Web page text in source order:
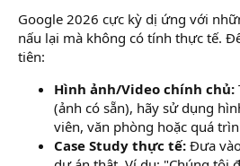
Google 2026 cực kỳ dị ứng với
nấu lại mà không có tính thực tế.
tiên:
Hình ảnh/Video chính chủ:
(ảnh có sẵn), hãy sử dụng
viên, văn phòng hoặc quá
Case Study thực tế: Đưa